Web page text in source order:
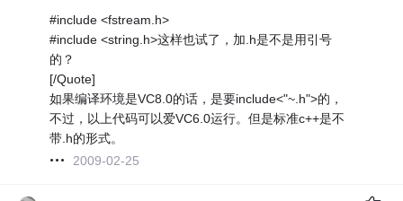
#include <fstream.h>
#include <string.h>这样也试了，加.h是不是用引号
的？
[/Quote]
如果编译环境是VC8.0的话，是要include<"~.h">的，
不过，以上代码可以爱VC6.0运行。但是标准c++是不
带.h的形式。
2009-02-25